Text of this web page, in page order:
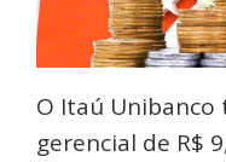
O Itaú
gerencial de R$